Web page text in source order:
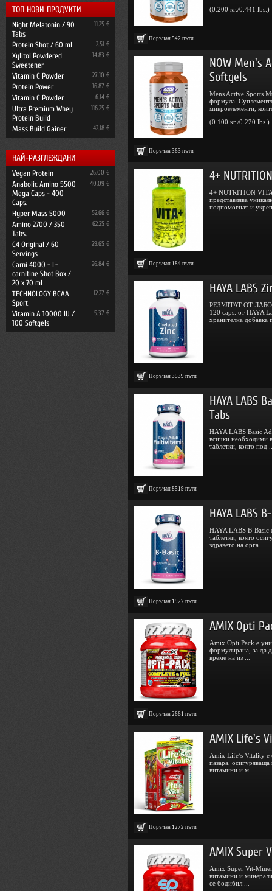
ТОП НОВИ ПРОДУКТИ
Night Melatonin / 90
Tabs
11.25 €
Protein Shot / 60 ml 2.51 €
Xylitol Powdered
Sweetener
14.83 €
Vitamin C Powder 27.10 €
Protein Power 16.87 €
Vitamin C Powder 6.14 €
Ultra Premium Whey
Protein Build
116.25 €
Mass Build Gainer 42.18 €
НАЙ-РАЗГЛЕЖДАНИ
Vegan Protein 26.00 €
Anabolic Amino 5500
Mega Caps - 400
Caps.
40.09 €
Hyper Mass 5000 52.66 €
Amino 2700 / 350
Tabs.
62.25 €
C4 Original / 60
Servings
29.65 €
Carni 4000 - L-
carnitine Shot Box /
20 x 70 ml
26.84 €
TECHNOLOGY BCAA
Sport
12.27 €
Vitamin A 10000 IU /
100 Softgels
5.37 €
Поръчан 542 пъти
(0.200 кг./0.441 lbs.)
Поръчан 363 пъти
NOW Men's
Softgels
Mens Active Sports
формула.
микроелементи,
(0.100 кг./0.220 lbs.)
Поръчан 184 пъти
4+
4+ NUTRITION
представлява
подпомогнат и
Поръчан 3539 пъти
HAYA LABS
РЕЗУЛТАТ ОТ
120 caps. от HAYA
хранителна
Поръчан 8519 пъти
HAYA LABS
Tabs
HAYA LABS Basic
всички необходими
таблетки, която под
Поръчан 1927 пъти
HAYA LABS
HAYA LABS B-Basic
таблетки, която
здравето на орга ...
Поръчан 2661 пъти
AMIX Opti
Amix Opti Pack е
формулирана, за да
време на из ...
Поръчан 1272 пъти
AMIX Life's
Amix Life’s Vitality е
пазара, осигуряваща
витамини и м ...
AMIX Super
Amix Super Vit-
витамини и
се бодибил ...